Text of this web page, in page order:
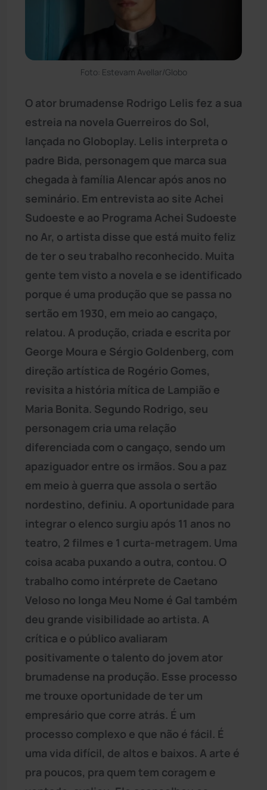
Foto: Estevam Avellar/Globo
O ator brumadense Rodrigo Lelis fez a sua
estreia na novela Guerreiros do Sol,
lançada no Globoplay. Lelis interpreta o
padre Bida, personagem que marca sua
chegada à família Alencar após anos no
seminário. Em entrevista ao site Achei
Sudoeste e ao Programa Achei Sudoeste
no Ar, o artista disse que está muito feliz
de ter o seu trabalho reconhecido. Muita
gente tem visto a novela e se identificado
porque é uma produção que se passa no
sertão em 1930, em meio ao cangaço,
relatou. A produção, criada e escrita por
George Moura e Sérgio Goldenberg, com
direção artística de Rogério Gomes,
revisita a história mítica de Lampião e
Maria Bonita. Segundo Rodrigo, seu
personagem cria uma relação
diferenciada com o cangaço, sendo um
apaziguador entre os irmãos. Sou a paz
em meio à guerra que assola o sertão
nordestino, definiu. A oportunidade para
integrar o elenco surgiu após 11 anos no
teatro, 2 filmes e 1 curta-metragem. Uma
coisa acaba puxando a outra, contou. O
trabalho como intérprete de Caetano
Veloso no longa Meu Nome é Gal também
deu grande visibilidade ao artista. A
crítica e o público avaliaram
positivamente o talento do jovem ator
brumadense na produção. Esse processo
me trouxe oportunidade de ter um
empresário que corre atrás. É um
processo complexo e que não é fácil. É
uma vida difícil, de altos e baixos. A arte é
pra poucos, pra quem tem coragem e